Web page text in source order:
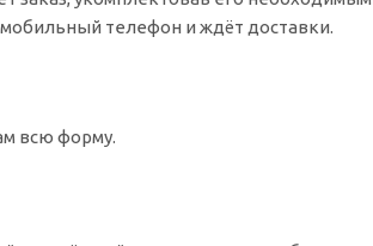
телефон и ждёт доставки.
всю форму.